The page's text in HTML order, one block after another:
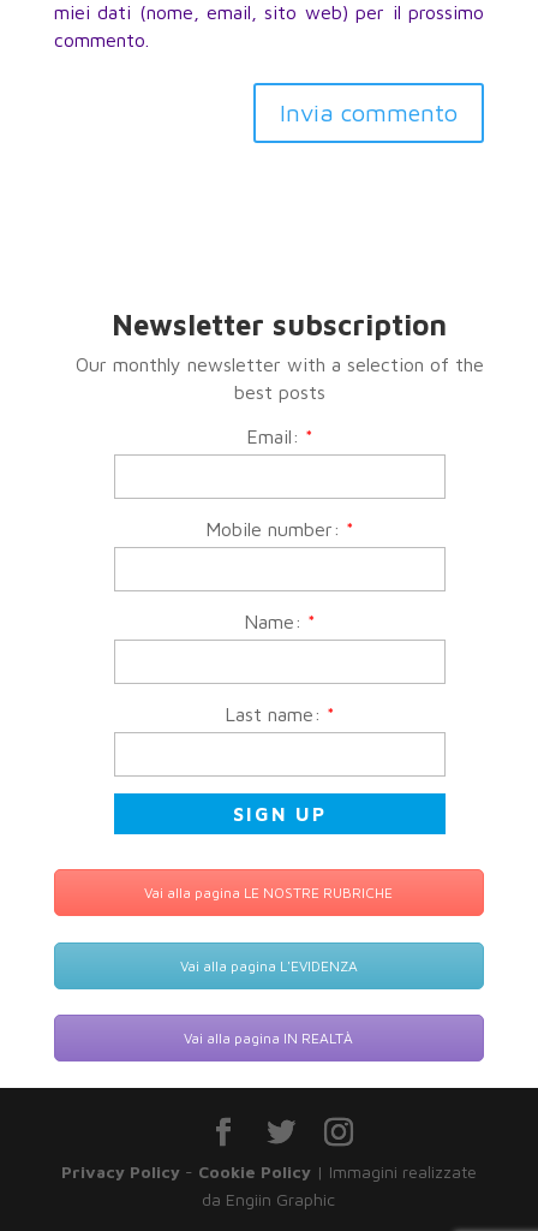
miei dati (nome, email, sito web) per il prossimo
commento.
Invia commento
Newsletter subscription
Our monthly newsletter with a selection of the
best posts
Email: *
Mobile number: *
Name: *
Last name: *
Vai alla pagina LE NOSTRE RUBRICHE
Vai alla pagina L'EVIDENZA
Vai alla pagina IN REALTÀ
Privacy Policy- Cookie Policy| Immagini realizzate
da Engiin Graphic